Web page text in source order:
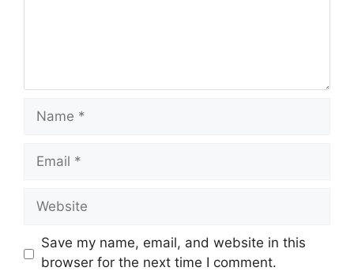
Save my name, email, and website in this
browser for the next time I comment.